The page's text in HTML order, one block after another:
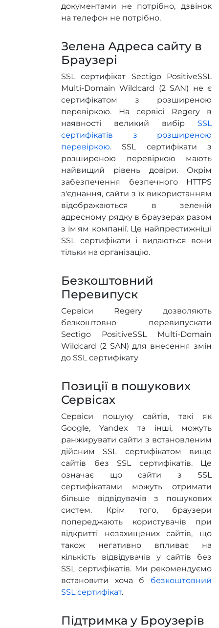
документами не потрібно, дзвінок
на телефон не потрібно.
Зелена Адреса сайту в
Браузері
SSL сертифікат Sectigo PositiveSSL
Multi-Domain Wildcard (2 SAN) не є
сертифікатом з розширеною
перевіркою. На сервісі Regery в
наявності великий вибір SSL
сертифікатів з розширеною
перевіркою. SSL сертифікати з
розширеною перевіркою мають
найвищий рівень довіри. Окрім
забезпечення безпечного HTTPS
з'єднання, сайти з їх використанням
відображаються в зеленій
адресному рядку в браузерах разом
з ім'ям компанії. Це найпрестижніші
SSL сертифікати і видаються вони
тільки на організацію.
Безкоштовний
Перевипуск
Сервіси Regery дозволяють
безкоштовно перевипускати
Sectigo PositiveSSL Multi-Domain
Wildcard (2 SAN) для внесення змін
до SSL сертифікату
Позиції в пошукових
Сервісах
Сервіси пошуку сайтів, такі як
Google, Yandex та інші, можуть
ранжирувати сайти з встановленим
дійсним SSL сертифікатом вище
сайтів без SSL сертифікатів. Це
означає що сайти з SSL
сертифікатами можуть отримати
більше відвідувачів з пошукових
систем. Крім того, браузери
попереджають користувачів при
відкритті незахищених сайтів, що
також негативно впливає на
кількість відвідувачів у сайтів без
SSL сертифікатів. Ми рекомендуємо
встановити хоча б безкоштовний
SSL сертифікат.
Підтримка у Броузерів